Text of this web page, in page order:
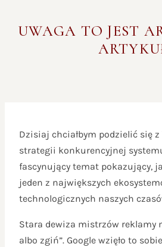
UWAGA TO JEST
Dzisiaj chciałbym podzielić się
strategii konkurencyjnej
fascynujący temat pokazujący,
jeden z największych
technologicznych naszych
Stara dewiza mistrzów reklamy
albo zgiń”. Google wzięło to